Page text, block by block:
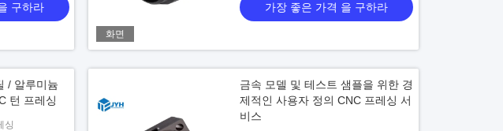
구하라
화면
가장 좋은 가격 을 구하라
/ 알루미늄
턴 프레싱
싱
금속 모델 및 테스트 샘플을 위한 경
제적인 사용자 정의 CNC 프레싱 서
비스